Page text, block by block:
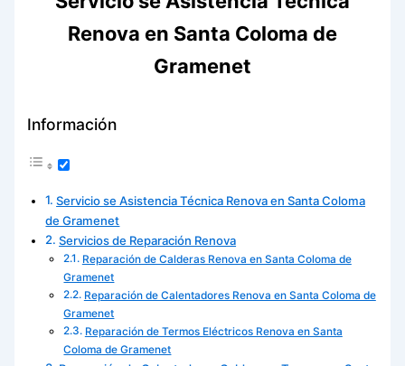
Renova en Santa Coloma de
Gramenet
Información
Servicio se Asistencia Técnica Renova en Santa Coloma
de Gramenet
Servicios de Reparación Renova
Reparación de Calderas Renova en Santa Coloma de
Gramenet
Reparación de Calentadores Renova en Santa Coloma de
Gramenet
Reparación de Termos Eléctricos Renova en Santa
Coloma de Gramenet